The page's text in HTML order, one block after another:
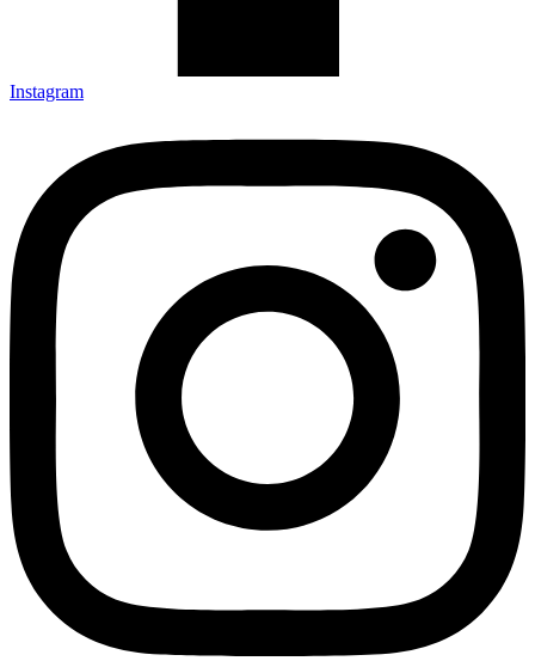
Instagram